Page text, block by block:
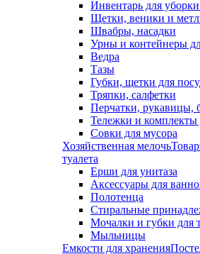
Инвентарь для
Щетки, веники и
Швабры, насадки
Урны и контейнеры
Ведра
Тазы
Губки, щетки для
Тряпки, салфетки
Перчатки, рукавицы,
Тележки и комплекты
Совки для мусора
Хозяйственная мелочь
туалета
Ерши для унитаза
Аксессуары для
Полотенца
Стиральные
Мочалки и губки для
Мыльницы
Емкости для хранения